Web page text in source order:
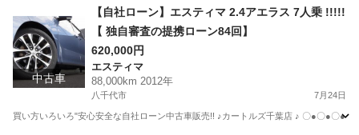
プリウス
中古車
【自社ローン】エスティマ 2.4アエラス 7人乗 !!!!!
【 独自審査の提携ローン84回】
620,000円
エスティマ
88,000km 2012年
八千代市 7月24日
買い方いろいろ"安心安全な自社ローン中古車販売!! ♪カートルズ千葉店 ♪ 〇●〇●〇